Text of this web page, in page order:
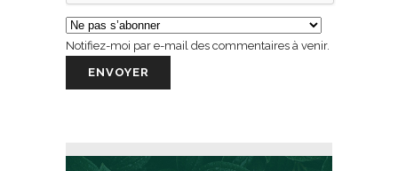
Notifiez-moi par e-mail des commentaires à venir.